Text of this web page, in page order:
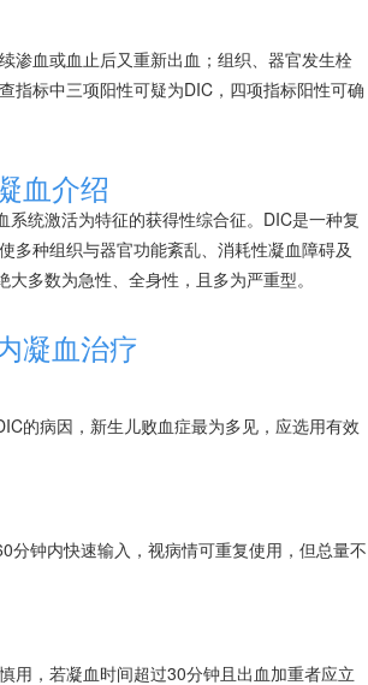
渗血或血止后又重新出血；组织、器官发生栓
指标中三项阳性可疑为DIC，四项指标阳性可确
血介绍
系统激活为特征的获得性综合征。DIC是一种复
多种组织与器官功能紊乱、消耗性凝血障碍及
多数为急性、全身性，且多为严重型。
凝血治疗
的病因，新生儿败血症最为多见，应选用有效
钟内快速输入，视病情可重复使用，但总量不
用，若凝血时间超过30分钟且出血加重者应立